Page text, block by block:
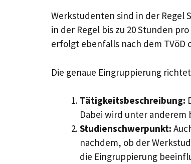
Werkstudenten sind in der Regel
in der Regel bis zu 20 Stunden
erfolgt ebenfalls nach dem
Die genaue Eingruppierung
Tätigkeitsbeschreibung:
Dabei wird unter
Studienschwerpunkt:
nachdem, ob der
die Eingruppierung